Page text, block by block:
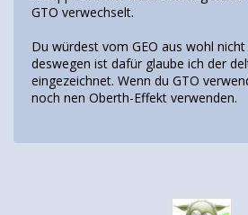
GTO verwechselt.
Du würdest vom GEO aus wohl
deswegen ist dafür glaube ich der
eingezeichnet. Wenn du GTO
noch nen Oberth-Effekt verwenden.